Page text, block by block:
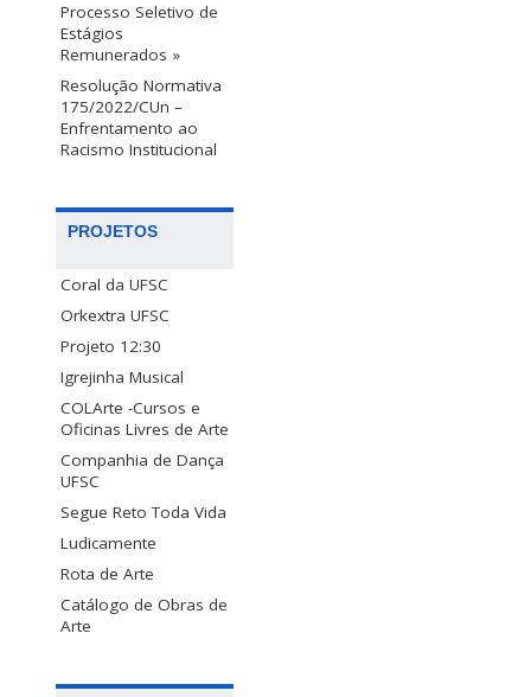
Processo Seletivo de
Estágios
Remunerados »
Resolução Normativa
175/2022/CUn –
Enfrentamento ao
Racismo Institucional
PROJETOS
Coral da UFSC
Orkextra UFSC
Projeto 12:30
Igrejinha Musical
COLArte -Cursos e
Oficinas Livres de Arte
Companhia de Dança
UFSC
Segue Reto Toda Vida
Ludicamente
Rota de Arte
Catálogo de Obras de
Arte